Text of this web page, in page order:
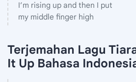
I’m rising up and then I put
my middle finger high
Terjemahan Lagu
It Up Bahasa